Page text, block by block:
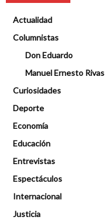
Actualidad
Columnistas
Don Eduardo
Manuel Ernesto Rivas
Curiosidades
Deporte
Economía
Educación
Entrevistas
Espectáculos
Internacional
Justicia